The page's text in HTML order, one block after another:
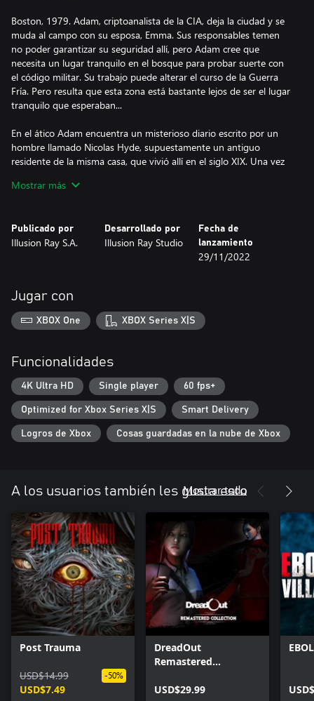
Boston, 1979. Adam, criptoanalista de la CIA, deja la ciudad y se
muda al campo con su esposa, Emma. Sus responsables temen
no poder garantizar su seguridad allí, pero Adam cree que
necesita un lugar tranquilo en el bosque para probar suerte con
el código militar. Su trabajo puede alterar el curso de la Guerra
Fría. Pero resulta que esta zona está bastante lejos de ser el lugar
tranquilo que esperaban...
En el ático Adam encuentra un misterioso diario escrito por un
hombre llamado Nicolas Hyde, supuestamente un antiguo
residente de la misma casa, que vivió allí en el siglo XIX. Una vez
Adam, poniendo en gran peligro las vidas de Adam y Emma. La
Nicolas contra Adam, criptoanalista de la Guerra Fría. ¿A qué
puede conducir esto? En unos tiempos confusos, ¿en quién
Mostrar más
Publicado por
Illusion Ray S.A.
Desarrollado por
Illusion Ray Studio
Fecha de
lanzamiento
29/11/2022
Jugar con
XBOX One XBOX Series X|S
Funcionalidades
4K Ultra HD Single player 60 fps+
Optimized for Xbox Series X|S Smart Delivery
Logros de Xbox Cosas guardadas en la nube de Xbox
A los usuarios también les gusta esto
Mostrar todo
Post Trauma
USD$14.99
USD$7.49
-50%
DreadOut
Remastered
USD$29.99